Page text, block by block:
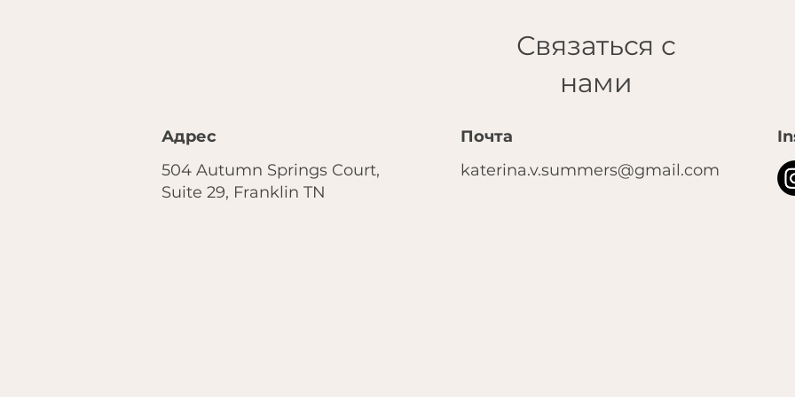
Связаться с
нами
Адрес
504 Autumn Springs Court,
Suite 29, Franklin TN
Почта
katerina.v.summers@gmail.com